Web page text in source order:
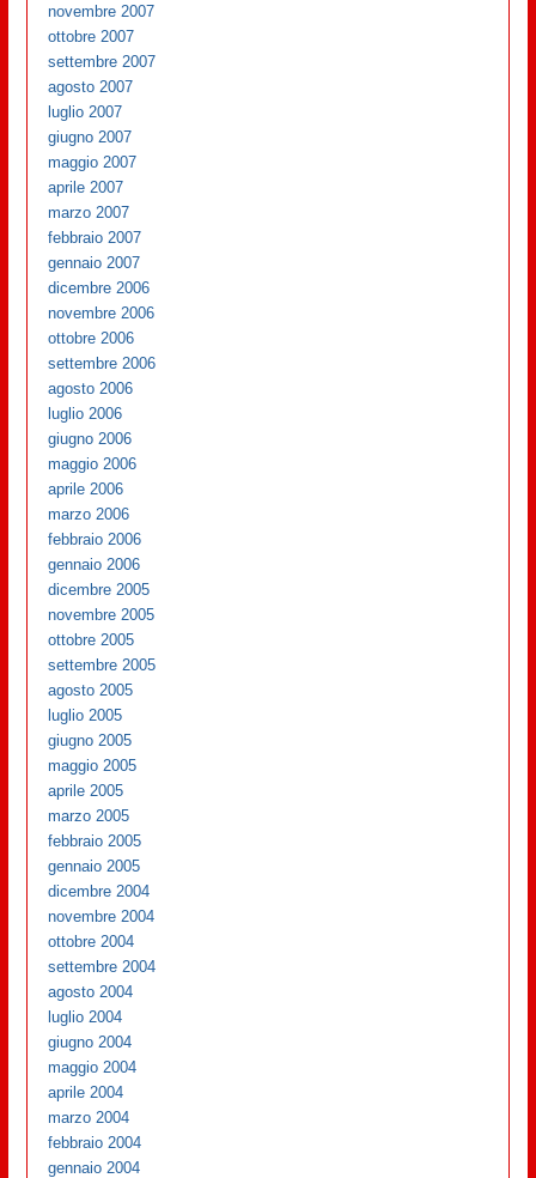
novembre 2007
ottobre 2007
settembre 2007
agosto 2007
luglio 2007
giugno 2007
maggio 2007
aprile 2007
marzo 2007
febbraio 2007
gennaio 2007
dicembre 2006
novembre 2006
ottobre 2006
settembre 2006
agosto 2006
luglio 2006
giugno 2006
maggio 2006
aprile 2006
marzo 2006
febbraio 2006
gennaio 2006
dicembre 2005
novembre 2005
ottobre 2005
settembre 2005
agosto 2005
luglio 2005
giugno 2005
maggio 2005
aprile 2005
marzo 2005
febbraio 2005
gennaio 2005
dicembre 2004
novembre 2004
ottobre 2004
settembre 2004
agosto 2004
luglio 2004
giugno 2004
maggio 2004
aprile 2004
marzo 2004
febbraio 2004
gennaio 2004